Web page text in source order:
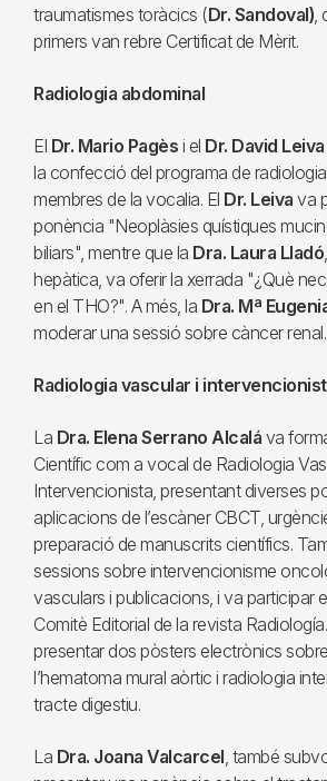
traumatismes toràcics (Dr. Sandoval),
primers van rebre Certificat de Mèrit.
Radiologia abdominal
El Dr. Mario Pagès i el Dr. David Leiva
la confecció del programa de
membres de la vocalia. El Dr. Leiva va
ponència "Neoplàsies quístiques
biliars", mentre que la Dra. Laura Lladó
hepàtica, va oferir la xerrada "¿Què
en el THO?". A més, la Dra. Mª
moderar una sessió sobre càncer renal.
Radiologia vascular i
La Dra. Elena Serrano Alcalá va
Científic com a vocal de Radiologia
Intervencionista, presentant diverses
aplicacions de l’escàner CBCT,
preparació de manuscrits científics.
sessions sobre intervencionisme
vasculars i publicacions, i va participar
Comitè Editorial de la revista
presentar dos pòsters electrònics
l’hematoma mural aòrtic i radiologia
tracte digestiu.
La Dra. Joana Valcarcel, també